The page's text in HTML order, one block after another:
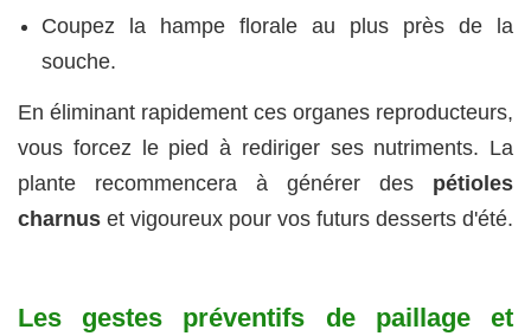
Coupez la hampe florale au plus près de la
souche.
En éliminant rapidement ces organes reproducteurs,
vous forcez le pied à rediriger ses nutriments. La
plante recommencera à générer des pétioles
charnus et vigoureux pour vos futurs desserts d'été.
Les gestes préventifs de paillage et